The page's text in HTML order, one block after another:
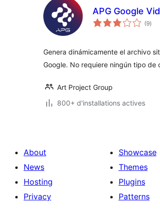
APG Google
(9en
)
Genera dinámicamente el archivo
Google. No requiere ningún tipo de
Art Project Group
800+ d'installations actives
About
News
Hosting
Privacy
Showcase
Themes
Plugins
Patterns